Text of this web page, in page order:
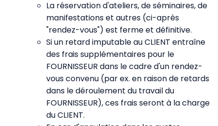
La réservation d'ateliers, de séminaires, de
manifestations et autres (ci-après
"rendez-vous") est ferme et définitive.
Si un retard imputable au CLIENT entraîne
des frais supplémentaires pour le
FOURNISSEUR dans le cadre d'un rendez-
vous convenu (par ex. en raison de retards
dans le déroulement du travail du
FOURNISSEUR), ces frais seront à la charge
du CLIENT.